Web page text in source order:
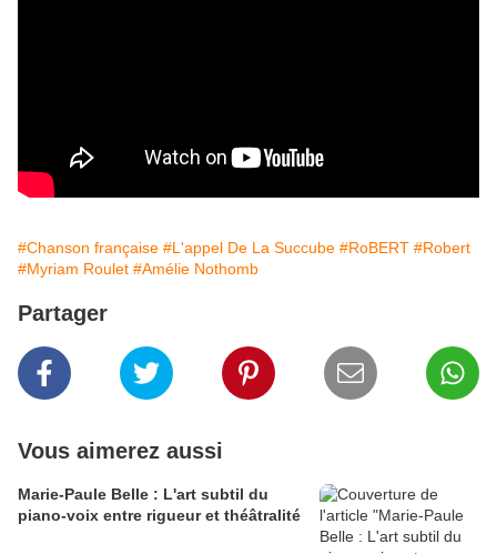
#Chanson française #L'appel De La Succube #RoBERT #Robert
#Myriam Roulet #Amélie Nothomb
Partager
Vous aimerez aussi
Marie-Paule Belle : L'art subtil du
piano-voix entre rigueur et théâtralité